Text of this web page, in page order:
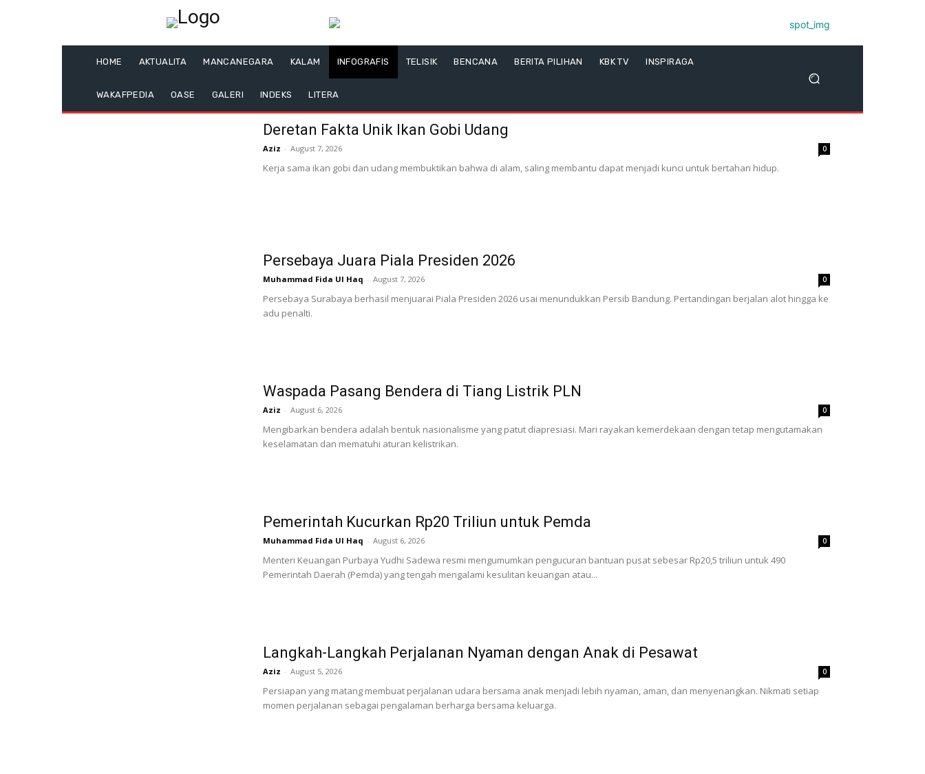
HOME AKTUALITA MANCANEGARA KALAM INFOGRAFIS TELISIK BENCANA BERITA PILIHAN KBK TV INSPIRAGA
WAKAFPEDIA OASE GALERI INDEKS LITERA
Deretan Fakta Unik Ikan Gobi Udang
Aziz - August 7, 2026 0
Kerja sama ikan gobi dan udang membuktikan bahwa di alam, saling membantu dapat menjadi kunci untuk bertahan hidup.
Persebaya Juara Piala Presiden 2026
Muhammad Fida Ul Haq - August 7, 2026 0
Persebaya Surabaya berhasil menjuarai Piala Presiden 2026 usai menundukkan Persib Bandung. Pertandingan berjalan alot hingga ke
adu penalti.
Waspada Pasang Bendera di Tiang Listrik PLN
Aziz - August 6, 2026 0
Mengibarkan bendera adalah bentuk nasionalisme yang patut diapresiasi. Mari rayakan kemerdekaan dengan tetap mengutamakan
keselamatan dan mematuhi aturan kelistrikan.
Pemerintah Kucurkan Rp20 Triliun untuk Pemda
Muhammad Fida Ul Haq - August 6, 2026 0
Menteri Keuangan Purbaya Yudhi Sadewa resmi mengumumkan pengucuran bantuan pusat sebesar Rp20,5 triliun untuk 490
Pemerintah Daerah (Pemda) yang tengah mengalami kesulitan keuangan atau...
Langkah-Langkah Perjalanan Nyaman dengan Anak di Pesawat
Aziz - August 5, 2026 0
Persiapan yang matang membuat perjalanan udara bersama anak menjadi lebih nyaman, aman, dan menyenangkan. Nikmati setiap
momen perjalanan sebagai pengalaman berharga bersama keluarga.